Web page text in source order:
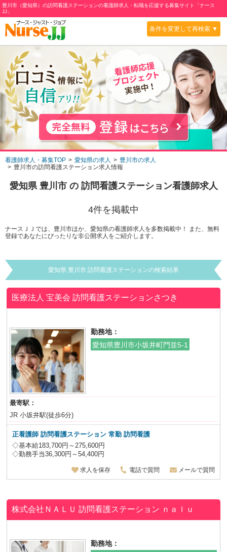
豊川市（愛知県）の訪問看護ステーションの看護師求人・転職を応援する募集サイト「ナース
JJ」
条件を変更して再検索 ▼
看護師求人・募集TOP 愛知県の求人
豊川市の求人
豊川市の訪問看護ステーション求人情報
愛知県 豊川市の 訪問看護ステーション看護師求人
4件を掲載中
ナースＪＪでは、豊川市ほか、愛知県の看護師求人を多数掲載中！ また、無料
登録であなたにぴったりな非公開求人をご紹介します。
愛知県 豊川市 訪問看護ステーションの検索結果
医療法人 宝美会 訪問看護ステーションさつき
勤務地：
愛知県豊川市小坂井町門並5-1
最寄駅：
JR 小坂井駅(徒歩6分)
正看護師 訪問看護ステーション 常勤 訪問看護
◇基本給183,700円～275,600円
◇勤務手当36,300円～54,400円
求人を保存 電話で質問 メールで質問
株式会社ＮＡＬＵ 訪問看護ステーション ｎａｌｕ
勤務地：